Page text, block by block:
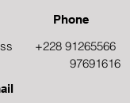
Phone
+228 91265566
97691616